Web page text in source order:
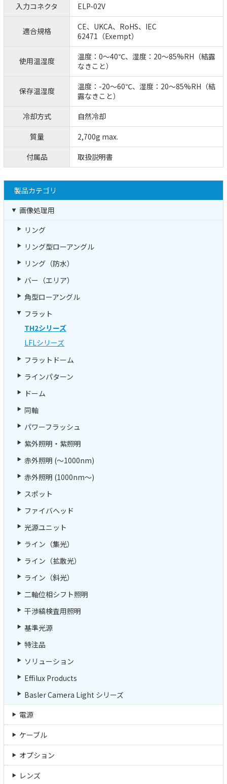
入力コネクタ
ELP-02V
適合規格
CE、UKCA、RoHS、IEC
62471（Exempt）
使用温湿度
温度：0～40℃、湿度：20～85%RH（結露
なきこと）
保存温湿度
温度：-20～60℃、湿度：20～85%RH（結
露なきこと）
冷却方式
自然冷却
質量
2,700g max.
付属品
取扱説明書
製品カテゴリ
画像処理用
リング
リング型ローアングル
リング（防水）
バー（エリア）
角型ローアングル
フラット
TH2シリーズ
LFLシリーズ
フラットドーム
ラインパターン
ドーム
同軸
パワーフラッシュ
紫外照明・紫照明
赤外照明 (～1000nm)
赤外照明 (1000nm～)
スポット
ファイバヘッド
光源ユニット
ライン（集光）
ライン（拡散光）
ライン（斜光）
二軸位相シフト照明
干渉縞検査用照明
基準光源
特注品
ソリューション
Effilux Products
Basler Camera Light シリーズ
電源
ケーブル
オプション
レンズ